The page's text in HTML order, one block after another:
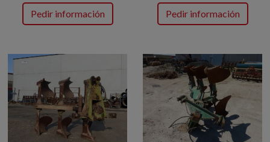
Pedir información
Pedir información